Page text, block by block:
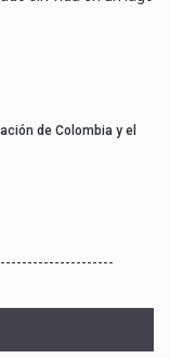
de Colombia y el